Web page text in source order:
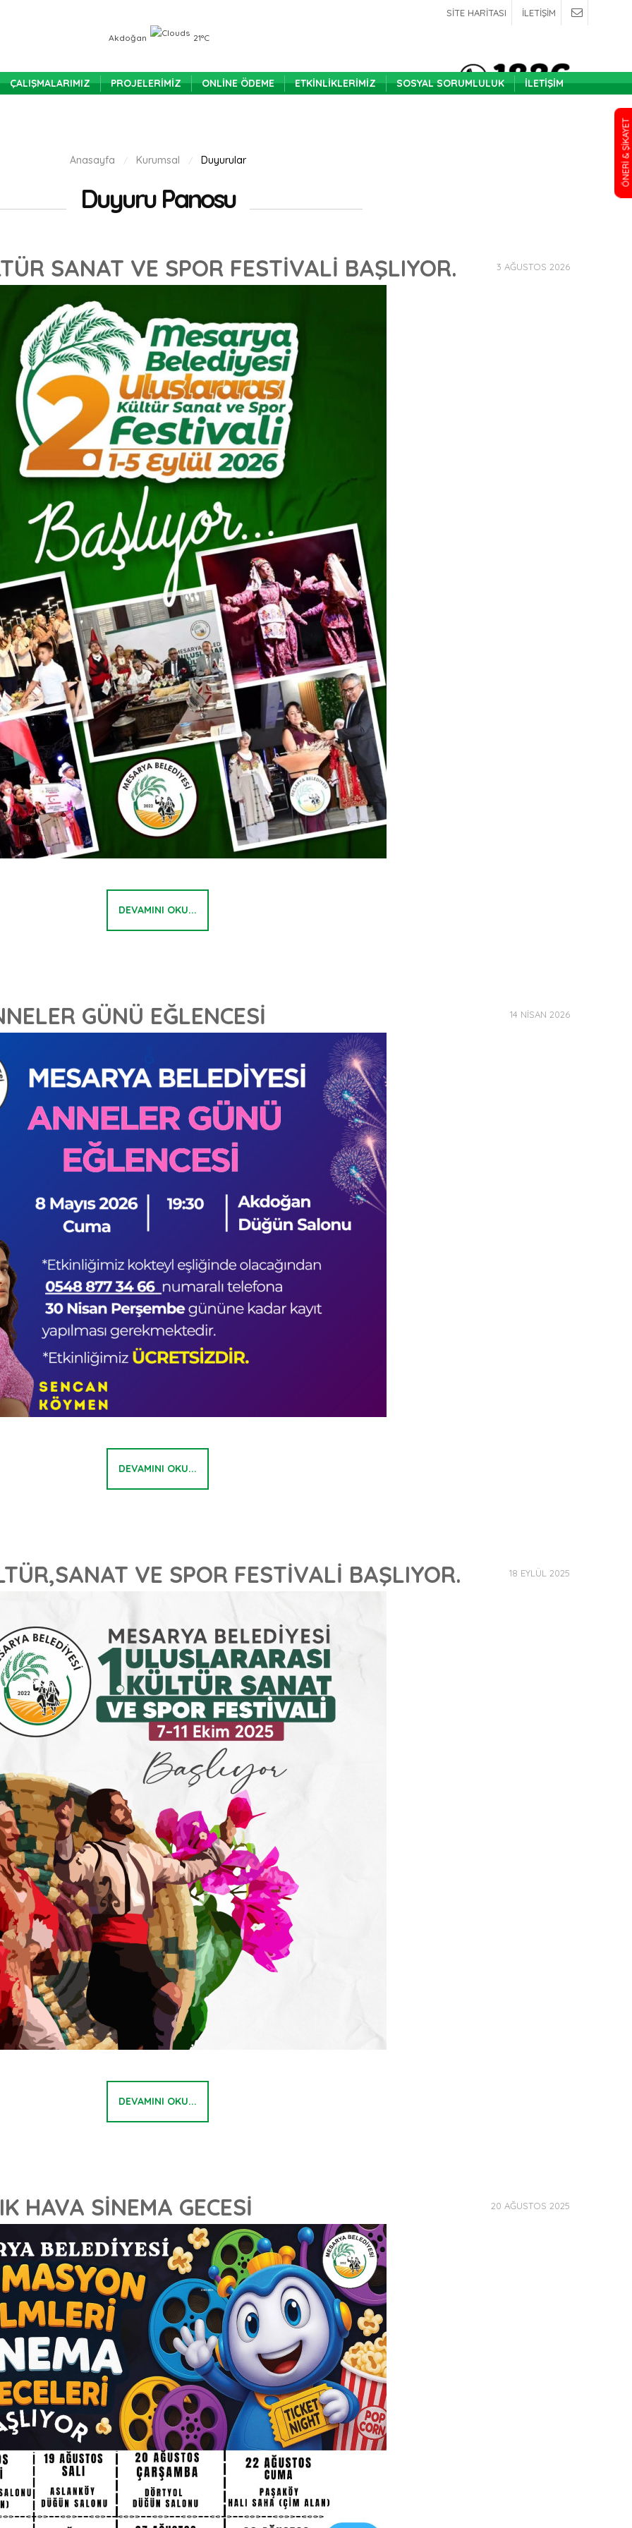
SİTE HARİTASI İLETİŞİM
Akdoğan 21°C
ÇALIŞMALARIMIZ PROJELERIMIZ ONLINE ÖDEME ETKINLIKLERIMIZ SOSYAL SORUMLULUK İLETIŞIM
Anasayfa / Kurumsal / Duyurular
Duyuru Panosu
3 AĞUSTOS 2026
SANAT VE SPOR FESTİVALİ BAŞLIYOR.
DEVAMINI OKU...
14 NISAN 2026
GÜNÜ EĞLENCESİ
DEVAMINI OKU...
18 EYLÜL 2025
VE SPOR FESTİVALİ BAŞLIYOR.
DEVAMINI OKU...
20 AĞUSTOS 2025
HAVA SİNEMA GECESİ
ÖNERİ & ŞİKAYET